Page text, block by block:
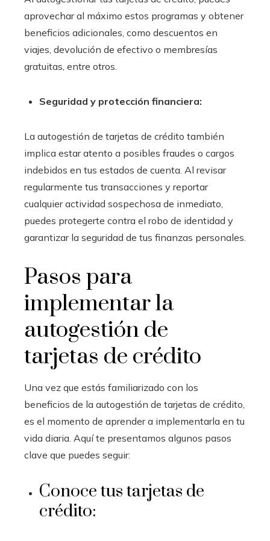
aprovechar al máximo estos programas y obtener
beneficios adicionales, como descuentos en
viajes, devolución de efectivo o membresías
gratuitas, entre otros.
Seguridad y protección financiera:
La autogestión de tarjetas de crédito también
implica estar atento a posibles fraudes o cargos
indebidos en tus estados de cuenta. Al revisar
regularmente tus transacciones y reportar
cualquier actividad sospechosa de inmediato,
puedes protegerte contra el robo de identidad y
garantizar la seguridad de tus finanzas personales.
Pasos para
implementar la
autogestión de
tarjetas de crédito
Una vez que estás familiarizado con los
beneficios de la autogestión de tarjetas de crédito,
es el momento de aprender a implementarla en tu
vida diaria. Aquí te presentamos algunos pasos
clave que puedes seguir:
Conoce tus tarjetas de
crédito: